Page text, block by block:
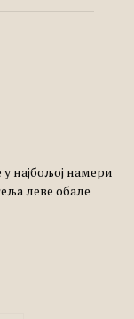
у најбољој намери
леве обале